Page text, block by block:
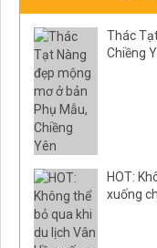
Thác
Chiềng
HOT:
xuống